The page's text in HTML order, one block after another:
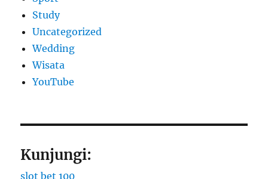
Study
Uncategorized
Wedding
Wisata
YouTube
Kunjungi:
slot bet 100